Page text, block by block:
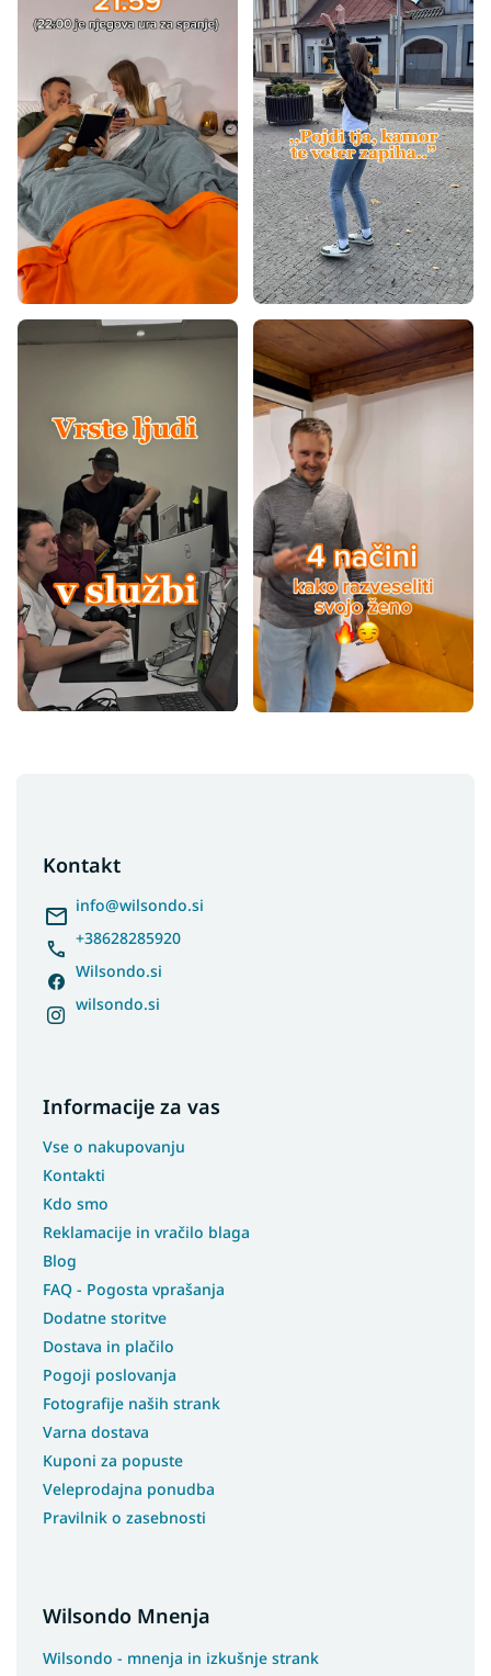
Kontakt
info@wilsondo.si
+38628285920
Wilsondo.si
wilsondo.si
Informacije za vas
Vse o nakupovanju
Kontakti
Kdo smo
Reklamacije in vračilo blaga
Blog
FAQ - Pogosta vprašanja
Dodatne storitve
Dostava in plačilo
Pogoji poslovanja
Fotografije naših strank
Varna dostava
Kuponi za popuste
Veleprodajna ponudba
Pravilnik o zasebnosti
Wilsondo Mnenja
Wilsondo - mnenja in izkušnje strank